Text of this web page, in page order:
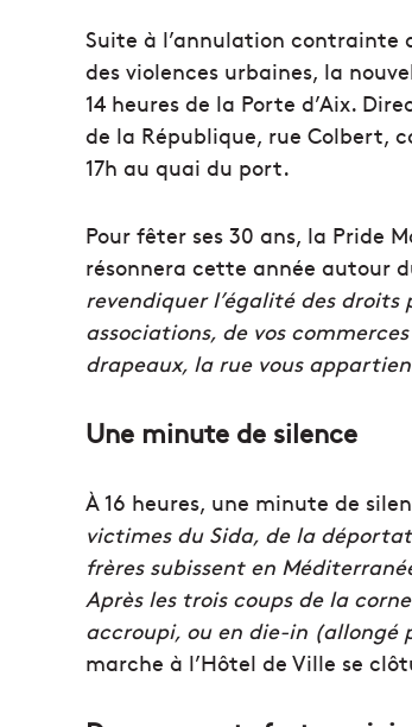
Suite à l’annulation contrainte
des violences urbaines, la
14 heures de la Porte d’Aix.
de la République, rue Colbert,
17h au quai du port.
Pour fêter ses 30 ans, la Pride
résonnera cette année autour
revendiquer l’égalité des droits
associations, de vos
drapeaux, la rue vous
Une minute de silence
À 16 heures, une minute de
victimes du Sida, de la
frères subissent en
Après les trois coups de la
accroupi, ou en die-in (allongé
marche à l’Hôtel de Ville se